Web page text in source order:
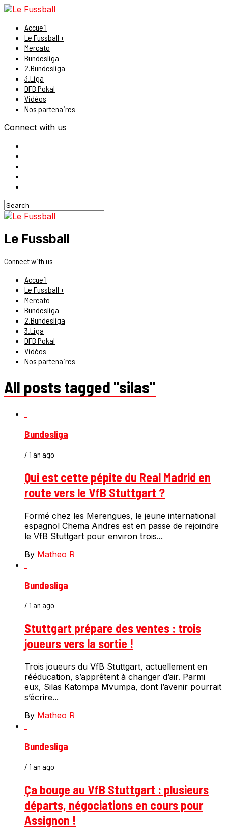
Accueil
Le Fussball +
Mercato
Bundesliga
2.Bundesliga
3.Liga
DFB Pokal
Vidéos
Nos partenaires
Connect with us
Le Fussball
Connect with us
Accueil
Le Fussball +
Mercato
Bundesliga
2.Bundesliga
3.Liga
DFB Pokal
Vidéos
Nos partenaires
All posts tagged "silas"
Bundesliga
/ 1 an ago
Qui est cette pépite du Real Madrid en
route vers le VfB Stuttgart ?
Formé chez les Merengues, le jeune international
espagnol Chema Andres est en passe de rejoindre
le VfB Stuttgart pour environ trois...
By Matheo R
Bundesliga
/ 1 an ago
Stuttgart prépare des ventes : trois
joueurs vers la sortie !
Trois joueurs du VfB Stuttgart, actuellement en
rééducation, s’apprêtent à changer d’air. Parmi
eux, Silas Katompa Mvumpa, dont l’avenir pourrait
s’écrire...
By Matheo R
Bundesliga
/ 1 an ago
Ça bouge au VfB Stuttgart : plusieurs
départs, négociations en cours pour
Assignon !